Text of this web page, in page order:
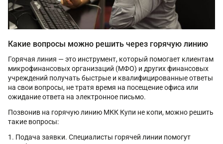
Какие вопросы можно решить через горячую линию
Горячая линия — это инструмент, который помогает клиентам
микрофинансовых организаций (МФО) и других финансовых
учреждений получать быстрые и квалифицированные ответы
на свои вопросы, не тратя время на посещение офиса или
ожидание ответа на электронное письмо.
Позвонив на горячую линию МКК Купи не копи, можно решить
такие вопросы:
Подача заявки. Специалисты горячей линии помогут